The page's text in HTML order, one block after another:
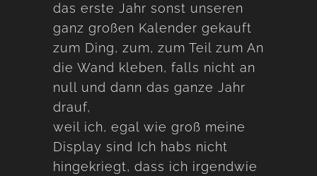
das erste Jahr sonst unseren
ganz großen Kalender gekauft
zum Ding, zum, zum Teil zum An
die Wand kleben, falls nicht an
null und dann das ganze Jahr
drauf,
weil ich, egal wie groß meine
Display sind Ich habs nicht
hingekriegt, dass ich irgendwie